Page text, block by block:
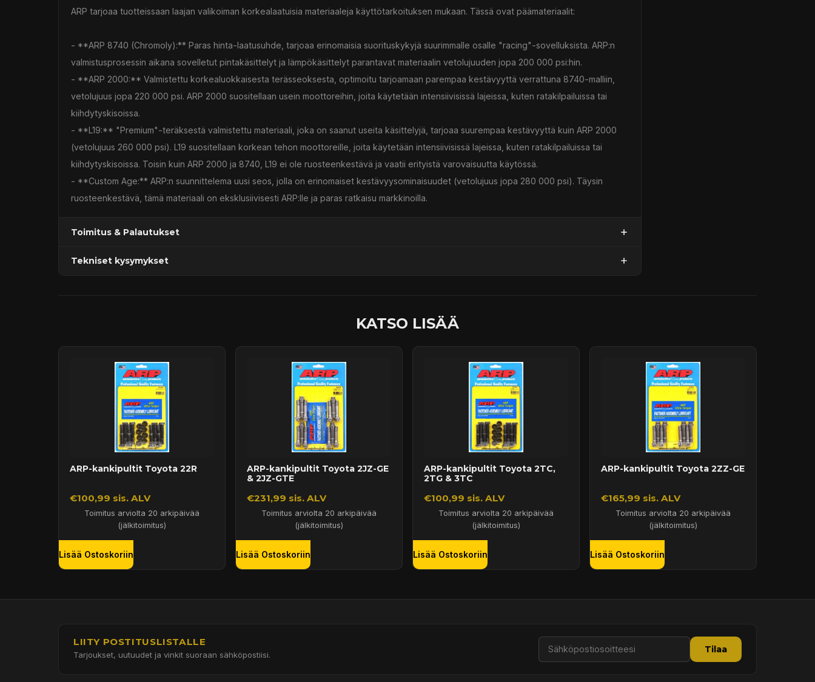
ARP tarjoaa tuotteissaan laajan valikoiman korkealaatuisia materiaaleja käyttötarkoituksen mukaan. Tässä ovat päämateriaalit:
- **ARP 8740 (Chromoly):** Paras hinta-laatusuhde, tarjoaa erinomaisia suorituskykyjä suurimmalle osalle "racing"-sovelluksista. ARP:n
valmistusprosessin aikana sovelletut pintakäsittelyt ja lämpökäsittelyt parantavat materiaalin vetolujuuden jopa 200 000 psi:hin.
- **ARP 2000:** Valmistettu korkealuokkaisesta terässeoksesta, optimoitu tarjoamaan parempaa kestävyyttä verrattuna 8740-malliin,
vetolujuus jopa 220 000 psi. ARP 2000 suositellaan usein moottoreihin, joita käytetään intensiivisissä lajeissa, kuten ratakilpailuissa tai
kiihdytyskisoissa.
- **L19:** "Premium"-teräksestä valmistettu materiaali, joka on saanut useita käsittelyjä, tarjoaa suurempaa kestävyyttä kuin ARP 2000
(vetolujuus 260 000 psi). L19 suositellaan korkean tehon moottoreille, joita käytetään intensiivisissä lajeissa, kuten ratakilpailuissa tai
kiihdytyskisoissa. Toisin kuin ARP 2000 ja 8740, L19 ei ole ruosteenkestävä ja vaatii erityistä varovaisuutta käytössä.
- **Custom Age:** ARP:n suunnittelema uusi seos, jolla on erinomaiset kestävyysominaisuudet (vetolujuus jopa 280 000 psi). Täysin
ruosteenkestävä, tämä materiaali on eksklusiivisesti ARP:lle ja paras ratkaisu markkinoilla.
Toimitus & Palautukset
Tekniset kysymykset
KATSO LISÄÄ
ARP-kankipultit Toyota 22R
€100,99 sis. ALV
Toimitus arviolta 20 arkipäivää
(jälkitoimitus)
Lisää Ostoskoriin
ARP-kankipultit Toyota 2JZ-GE
& 2JZ-GTE
€231,99 sis. ALV
Toimitus arviolta 20 arkipäivää
(jälkitoimitus)
Lisää Ostoskoriin
ARP-kankipultit Toyota 2TC,
2TG & 3TC
€100,99 sis. ALV
Toimitus arviolta 20 arkipäivää
(jälkitoimitus)
Lisää Ostoskoriin
ARP-kankipultit Toyota 2ZZ-GE
€165,99 sis. ALV
Toimitus arviolta 20 arkipäivää
(jälkitoimitus)
Lisää Ostoskoriin
LIITY POSTITUSLISTALLE
Tarjoukset, uutuudet ja vinkit suoraan sähköpostiisi.
Tilaa